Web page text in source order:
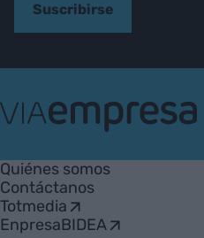
Suscribirse
Empresa
Quiénes somos
Contáctanos
Totmedia
EnpresaBIDEA